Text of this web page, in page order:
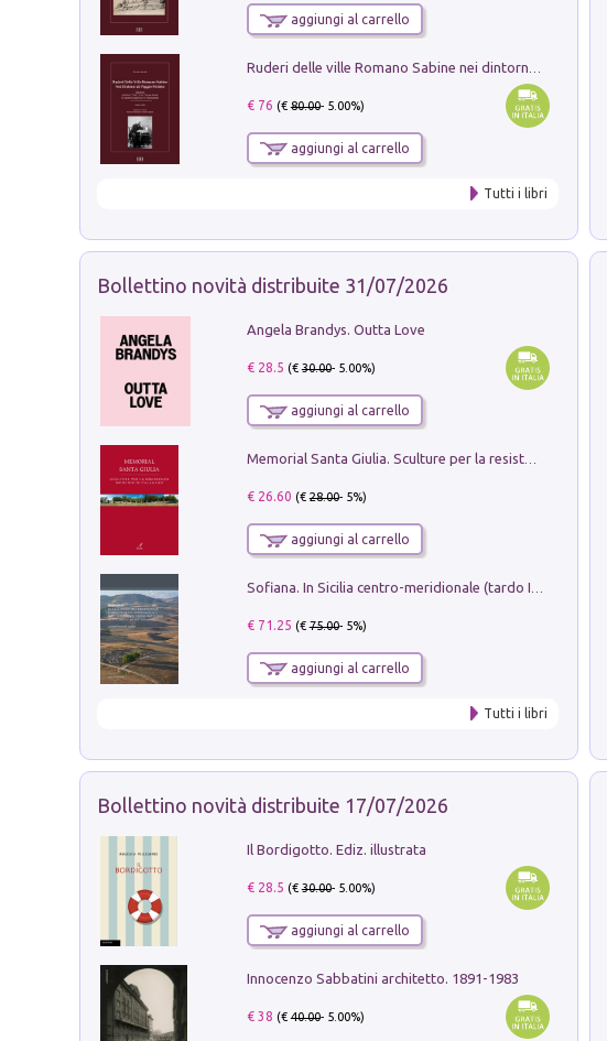
aggiungi al carrello
€ 76 (€80.00- 5.00%)
aggiungi al carrello
Tutti i libri
Bollettino novità distribuite 31/07/2026
Angela Brandys. Outta Love
€ 28.5 (€30.00- 5.00%)
aggiungi al carrello
Memorial Santa Giulia. Sculture per la resistenza Monchio di Palagano
€ 26.60 (€28.00- 5%)
aggiungi al carrello
€ 71.25 (€75.00- 5%)
aggiungi al carrello
Tutti i libri
Bollettino novità distribuite 17/07/2026
Il Bordigotto. Ediz. illustrata
€ 28.5 (€30.00- 5.00%)
aggiungi al carrello
Innocenzo Sabbatini architetto. 1891-1983
€ 38 (€40.00- 5.00%)